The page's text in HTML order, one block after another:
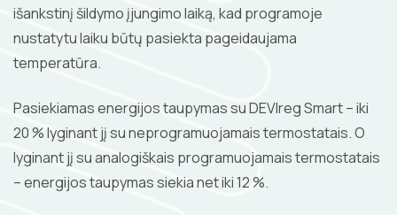
išankstinį šildymo įjungimo laiką, kad programoje
nustatytu laiku būtų pasiekta pageidaujama
temperatūra.
Pasiekiamas energijos taupymas su DEVIreg Smart – iki
20 % lyginant jį su neprogramuojamais termostatais. O
lyginant jį su analogiškais programuojamais termostatais
– energijos taupymas siekia net iki 12 %.